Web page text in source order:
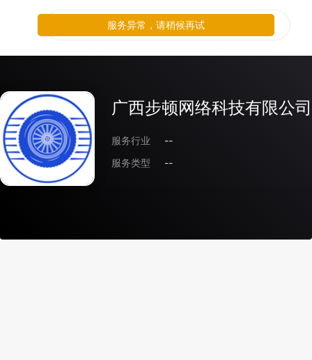
广西步顿网络科技有限公司
服务行业
--
服务类型
--
服务异常，请稍候再试